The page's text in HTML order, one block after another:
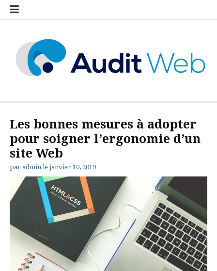
Aller
mettez
de
votre
les
de
site
légales
Les bonnes mesures à adopter
pour soigner l’ergonomie d’un
site Web
par admin le janvier 10, 2019